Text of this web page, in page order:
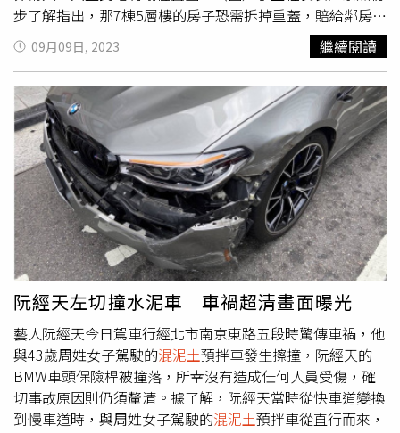
自救會的聲音傳達給市府。很遺憾造成孫先生困擾。」接
著，洪逸展表明大部分重災戶心聲，「基泰或許是破壞我們
房子的最大兇手，就像車子被撞要找肇事者求償，我們也找
基泰要回我們的房子，但現在變成還要經過市府同意，政府
參與進來反而讓我們多增加一個關卡。」他進一步解釋，就
像市府9月13日辦公辦都更說明會，市府一直希望25戶和東
側儒林園等110戶(A+B方案)一起都更，但25戶要的是快速
重回家園，偏偏A+B方案整合到完工可能拖到10年，「這不
是我們等得起的！」鄰損事件發生後，基泰便向重災戶提出
「一坪換一坪」重建方案，優於市場任一合建分回條件，基
泰總經理馮先勉因中肯分析利弊、提供專業建議，得到自救
會信任。（圖／黃耀徵攝）洪逸展說，自救會代表大多數重
災戶，「但民代、市府一直靠在少數戶那邊，沒有關心大多
數人真正要的是什麼。我們相信政府想幫我們，但應該要來
問我們多數人意見，朝我們想要的方向去，不是自己覺得我
們想要什麼，反成為我們的阻礙。」也因此，市府都發局9
月28日至10月5日對重災戶的意調，願意公辦都更的僅3
成，另18戶未繳交意調書，同時自救會也請基泰開座談會，
溝通可行的方式。6日座談會後，25戶逐一唱名是否同意自
救會向市府開條件，有21戶同意，不願跟基泰合建的左先生
步了解指出，那7棟5層樓的房子恐需拆掉重蓋，賠給鄰房，
該案基地本身也都整個破壞掉了，回填後，Ｈ型鋼等建材埋
在裡面，重新開挖利用難度很高，建商無疑是「省了小錢，
花大錢」，甚至有些問題不一定用錢可解決。台北市土木技
師公會副理事長蘇模原7日晚間先前往現場勘查，聽到現場
有出現類似敲擊鋼骨「碰碰」的聲音，那時就研判可能出現
減壓收力的狀況。他指出，發生地層下陷的原因不會只有一
個，目前正向建商調資料、報告做調查，但由於工務所也陷
進去，因此只能以現況做研判。蘇還說，目前首要目標是將
災害降到最低，會先灌混泥土
加固，填到一個程度後再做測
量，若還是持續傾斜、惡化，就會改用砂石填灌，才會有利
於後續善後工作，至於要釐清原因則需另外調查，而受影響
的民宅是否能繼續居住，則有待科學鑑定判斷。大地技師公
會理事長施志鴻分析，施工時在進行土質改良的效果不彰，
連續壁推擠破損，導致房子、路面下陷。前內政部長李鴻源
表示，大直一案明顯是建商開挖地下層時的疏失，不過北市
日前也有多起路面坍方案例，問題都是出在「水」，無論是
建商連續壁沒施作好，導致鄰房造成地基掏空；或是極端氣
候短時強降雨，路面排水不良；又或是自來水、汙水管線破
裂導致土壤液化，都有可能造成地層下陷。李鴻源建議，台
09月09日, 2023 繼續閱讀
阮經天左切撞水泥車 車禍超清畫面曝光
藝人阮經天今日駕車行經北市南京東路五段時驚傳車禍，他
與43歲周姓女子駕駛的混泥土預拌車發生擦撞，阮經天的
BMW車頭保險桿被撞落，所幸沒有造成任何人員受傷，確
切事故原因則仍須釐清。據了解，阮經天當時從快車道變換
到慢車道時，與周姓女子駕駛的混泥土預拌車從直行而來，